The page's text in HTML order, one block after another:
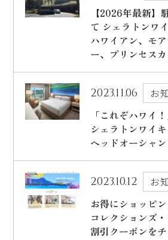
【2026年最新】
て シェラトンワ
ハワイアン、モ
ー、プリンセス
2023.11.06
お
「これぞハワイ
シェラトンワイ
ヘッドオーシャ
2023.10.12
お
お得にショッピ
コレクションズ
割引クーポンを
シェラトン・プリン
キキ・ビーチ
シェラトン・マウイ
5つの特徴
よくあるご質問
座席クラス
出発日
2026年8月29日(土)
2026年9月02日(水)
泊数 部屋
0名/添い寝0名/幼